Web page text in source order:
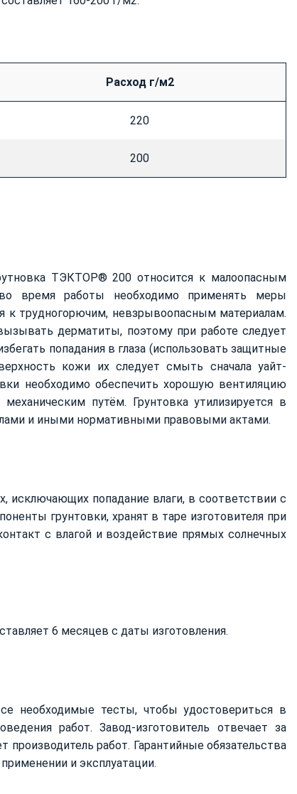
Расход г/м2
220
200
ТЭКТОР® 200 относится к малоопасным
время работы необходимо применять меры
к трудногорючим, невзрывоопасным материалам.
дерматиты, поэтому при работе следует
попадания в глаза (использовать защитные
кожи их следует смыть сначала уайт-
необходимо обеспечить хорошую вентиляцию
путём. Грунтовка утилизируется в
и иными нормативными правовыми актами.
исключающих попадание влаги, в соответствии с
грунтовки, хранят в таре изготовителя при
с влагой и воздействие прямых солнечных
6 месяцев с даты изготовления.
необходимые тесты, чтобы удостовериться в
работ. Завод-изготовитель отвечает за
производитель работ. Гарантийные обязательства
и эксплуатации.